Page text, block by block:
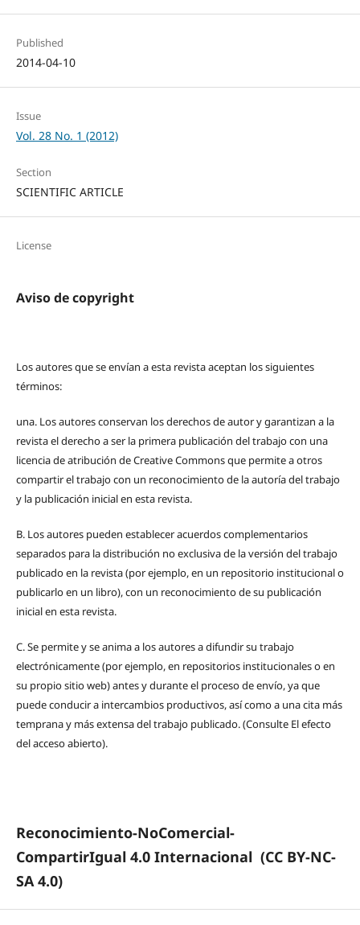
Published
2014-04-10
Issue
Vol. 28 No. 1 (2012)
Section
SCIENTIFIC ARTICLE
License
Aviso de copyright
Los autores que se envían a esta revista aceptan los siguientes
términos:
una. Los autores conservan los derechos de autor y garantizan a la
revista el derecho a ser la primera publicación del trabajo con una
licencia de atribución de Creative Commons que permite a otros
compartir el trabajo con un reconocimiento de la autoría del trabajo
y la publicación inicial en esta revista.
B. Los autores pueden establecer acuerdos complementarios
separados para la distribución no exclusiva de la versión del trabajo
publicado en la revista (por ejemplo, en un repositorio institucional o
publicarlo en un libro), con un reconocimiento de su publicación
inicial en esta revista.
C.Se permite y se anima a los autores a difundir su trabajo
electrónicamente (por ejemplo, en repositorios institucionales o en
su propio sitio web) antes y durante el proceso de envío, ya que
puede conducir a intercambios productivos, así como a una cita más
temprana y más extensa del trabajo publicado. (Consulte El efecto
del acceso abierto).
Reconocimiento-NoComercial-
CompartirIgual 4.0 Internacional (CC BY-NC-
SA 4.0)